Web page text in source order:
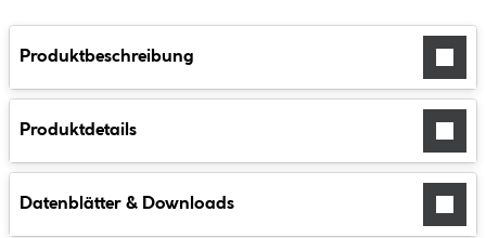
Produktbeschreibung
Produktdetails
Datenblätter & Downloads